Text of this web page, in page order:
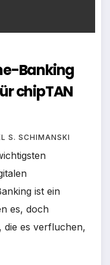
Banking
chipTAN
S. SCHIMANSKI
ist ein
es, doch
die es verfluchen,